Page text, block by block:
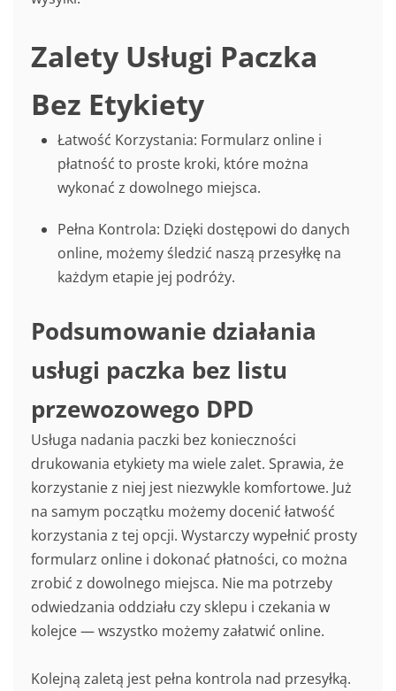
Zalety Usługi Paczka
Bez Etykiety
Łatwość Korzystania: Formularz online i
płatność to proste kroki, które można
wykonać z dowolnego miejsca.
Pełna Kontrola: Dzięki dostępowi do danych
online, możemy śledzić naszą przesyłkę na
każdym etapie jej podróży.
Podsumowanie działania
usługi paczka bez listu
przewozowego DPD
Usługa nadania paczki bez konieczności
drukowania etykiety ma wiele zalet. Sprawia, że
korzystanie z niej jest niezwykle komfortowe. Już
na samym początku możemy docenić łatwość
korzystania z tej opcji. Wystarczy wypełnić prosty
formularz online i dokonać płatności, co można
zrobić z dowolnego miejsca. Nie ma potrzeby
odwiedzania oddziału czy sklepu i czekania w
kolejce — wszystko możemy załatwić online.
Kolejną zaletą jest pełna kontrola nad przesyłką.